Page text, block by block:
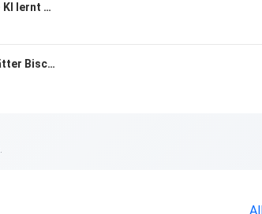
Baumburger Friedensglocke - KI lernt Bairisch
Erwartungen an neuen Eichstätter Bischof